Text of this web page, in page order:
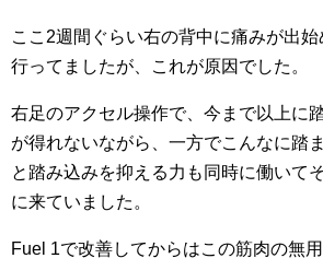
ここ2週間ぐらい右の背中に痛みが出
行ってましたが、これが原因でした。
右足のアクセル操作で、今まで以上に
が得れないながら、一方でこんなに踏
と踏み込みを抑える力も同時に働いて
に来ていました。
Fuel 1で改善してからはこの筋肉の無